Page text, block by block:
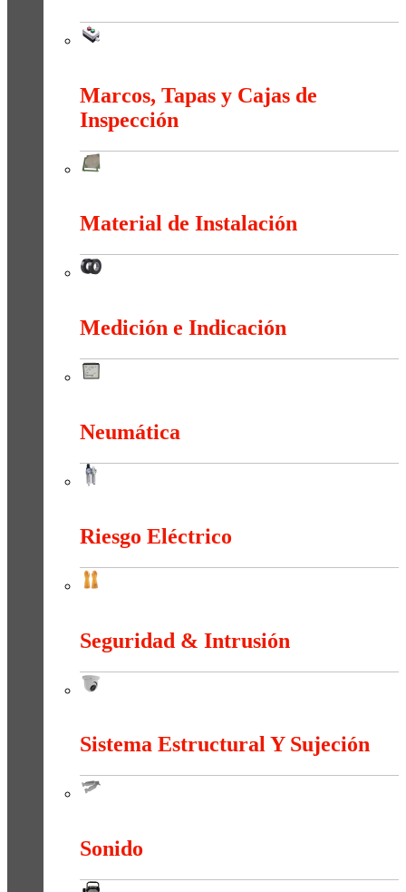
Marcos, Tapas y Cajas de
Inspección
Material de Instalación
Medición e Indicación
Neumática
Riesgo Eléctrico
Seguridad & Intrusión
Sistema Estructural Y Sujeción
Sonido